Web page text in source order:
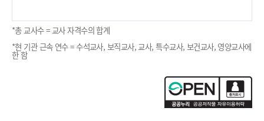
*총 교사수 = 교사 자격수의 합계
*현 기관 근속 연수 = 수석교사, 보직교사, 교사, 특수교사, 보건교사, 영양교사에
한 함